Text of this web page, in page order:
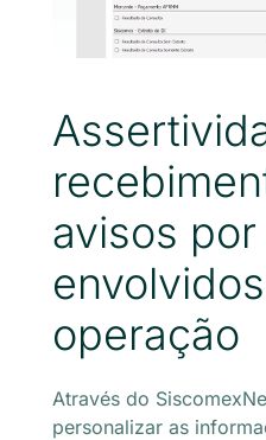
avisos
operação
Através do
personalizar as